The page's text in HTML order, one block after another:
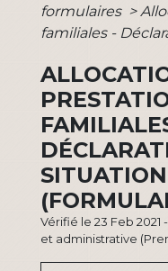
formulaires >
familiales -
Vérifié le 23 Feb
et administrative